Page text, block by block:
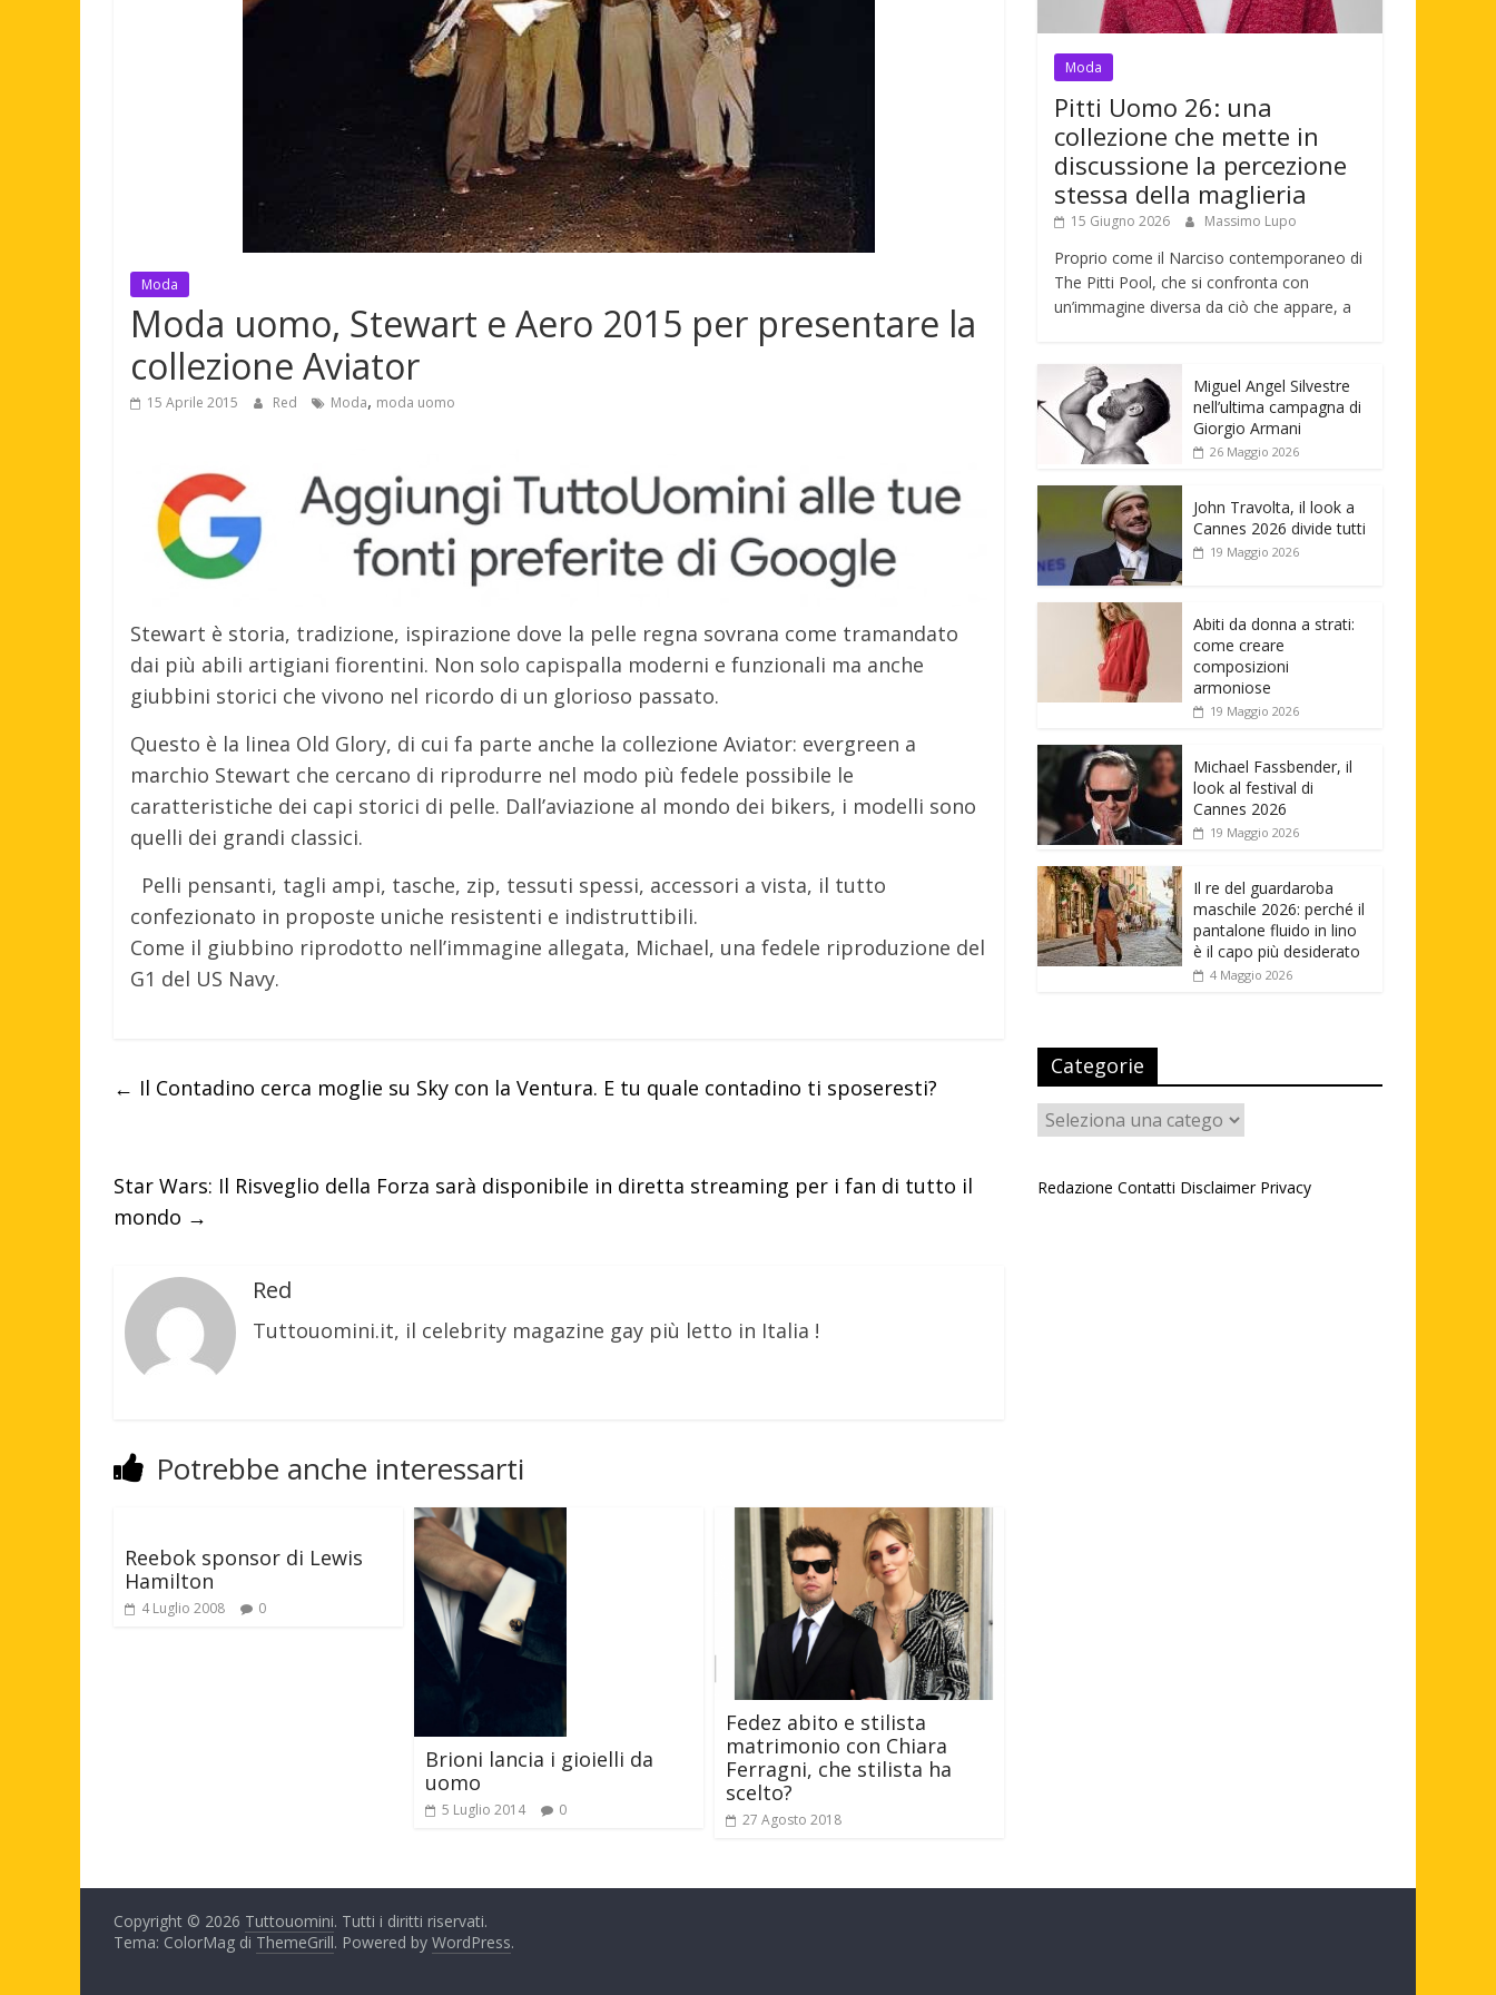
Moda
Moda uomo, Stewart e Aero 2015 per presentare la
collezione Aviator
15 Aprile 2015 Red Moda, moda uomo
Stewart è storia, tradizione, ispirazione dove la pelle regna sovrana come tramandato
dai più abili artigiani fiorentini. Non solo capispalla moderni e funzionali ma anche
giubbini storici che vivono nel ricordo di un glorioso passato.
Questo è la linea Old Glory, di cui fa parte anche la collezione Aviator: evergreen a
marchio Stewart che cercano di riprodurre nel modo più fedele possibile le
caratteristiche dei capi storici di pelle. Dall’aviazione al mondo dei bikers, i modelli sono
quelli dei grandi classici.
Pelli pensanti, tagli ampi, tasche, zip, tessuti spessi, accessori a vista, il tutto
confezionato in proposte uniche resistenti e indistruttibili.
Come il giubbino riprodotto nell’immagine allegata, Michael, una fedele riproduzione del
G1 del US Navy.
← Il Contadino cerca moglie su Sky con la Ventura. E tu quale contadino ti sposeresti?
Star Wars: Il Risveglio della Forza sarà disponibile in diretta streaming per i fan di tutto il
mondo →
Red
Tuttouomini.it, il celebrity magazine gay più letto in Italia !
Potrebbe anche interessarti
Reebok sponsor di Lewis
Hamilton
4 Luglio 2008 0
Brioni lancia i gioielli da
uomo
5 Luglio 2014 0
Fedez abito e stilista
matrimonio con Chiara
Ferragni, che stilista ha
scelto?
27 Agosto 2018
Moda
Pitti Uomo 26: una
collezione che mette in
discussione la percezione
stessa della maglieria
15 Giugno 2026 Massimo Lupo
Proprio come il Narciso contemporaneo di
The Pitti Pool, che si confronta con
un’immagine diversa da ciò che appare, a
Miguel Angel Silvestre
nell’ultima campagna di
Giorgio Armani
26 Maggio 2026
John Travolta, il look a
Cannes 2026 divide tutti
19 Maggio 2026
Abiti da donna a strati:
come creare
composizioni
armoniose
19 Maggio 2026
Michael Fassbender, il
look al festival di
Cannes 2026
19 Maggio 2026
Il re del guardaroba
maschile 2026: perché il
pantalone fluido in lino
è il capo più desiderato
4 Maggio 2026
Categorie
Categorie
Redazione Contatti Disclaimer Privacy
Copyright © 2026 Tuttouomini. Tutti i diritti riservati.
Tema: ColorMag di ThemeGrill. Powered by WordPress.